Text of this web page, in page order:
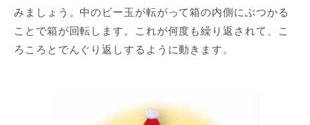
みましょう。中のビー玉が転がって箱の内側にぶつかる
ことで箱が回転します。これが何度も繰り返されて、こ
ろころとでんぐり返しするように動きます。